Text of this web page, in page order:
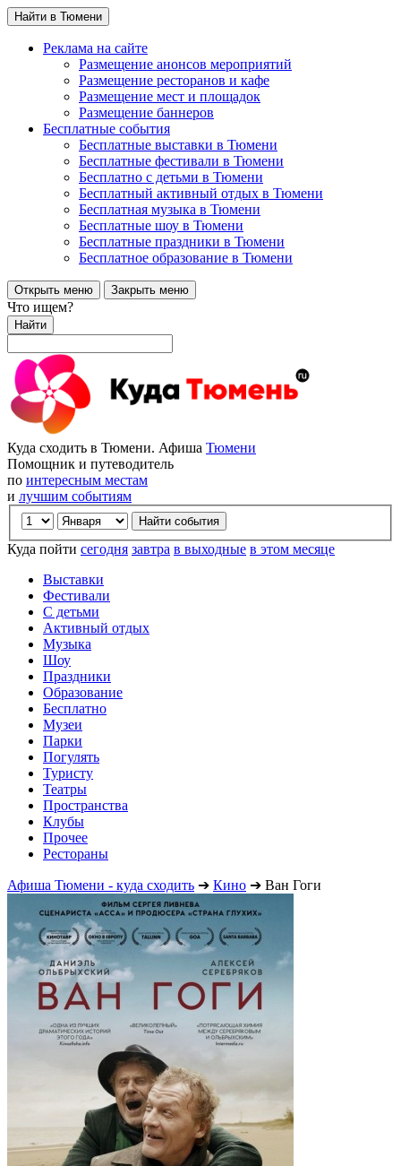
Найти в Тюмени
Реклама на сайте
Размещение анонсов мероприятий
Размещение ресторанов и кафе
Размещение мест и площадок
Размещение баннеров
Бесплатные события
Бесплатные выставки в Тюмени
Бесплатные фестивали в Тюмени
Бесплатно с детьми в Тюмени
Бесплатный активный отдых в Тюмени
Бесплатная музыка в Тюмени
Бесплатные шоу в Тюмени
Бесплатные праздники в Тюмени
Бесплатное образование в Тюмени
Открыть меню Закрыть меню
Что ищем?
Найти
Куда сходить в Тюмени. Афиша Тюмени
Помощник и путеводитель
по интересным местам
и лучшим событиям
Куда пойти сегодня завтра в выходные в этом месяце
Выставки
Фестивали
С детьми
Активный отдых
Музыка
Шоу
Праздники
Образование
Бесплатно
Музеи
Парки
Погулять
Туристу
Театры
Пространства
Клубы
Прочее
Рестораны
Афиша Тюмени - куда сходить ➔ Кино ➔ Ван Гоги